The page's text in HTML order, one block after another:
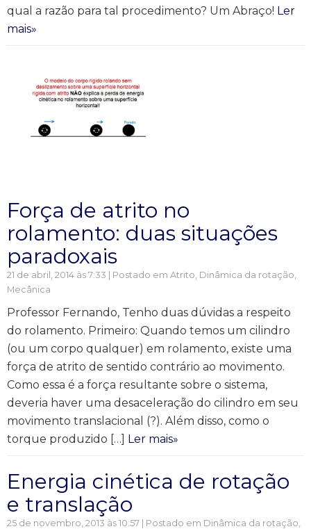
qual a razão para tal procedimento? Um Abraço! Ler
mais»
Força de atrito no
rolamento: duas situações
paradoxais
21 de abril, 2014 às 7:33 | Postado em Atrito, Dinâmica da rotação,
Mecânica
Professor Fernando, Tenho duas dúvidas a respeito
do rolamento. Primeiro: Quando temos um cilindro
(ou um corpo qualquer) em rolamento, existe uma
força de atrito de sentido contrário ao movimento.
Como essa é a força resultante sobre o sistema,
deveria haver uma desaceleração do cilindro em seu
movimento translacional (?). Além disso, como o
torque produzido […] Ler mais»
Energia cinética de rotação
e translação
25 de novembro, 2013 às 10:57 | Postado em Dinâmica da rotação,